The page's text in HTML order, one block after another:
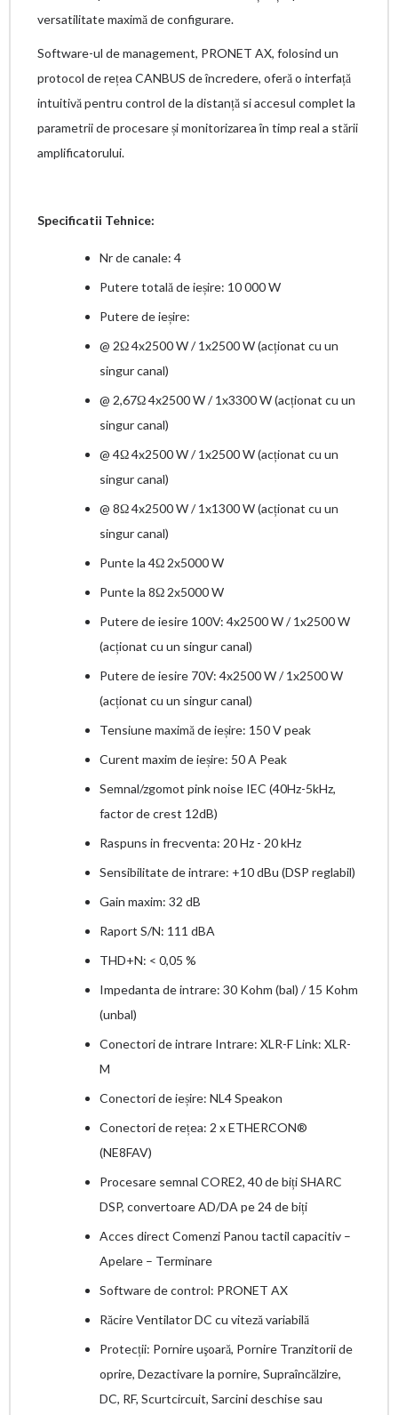
versatilitate maximă de configurare.
Software-ul de management, PRONET AX, folosind un
protocol de rețea CANBUS de încredere, oferă o interfață
intuitivă pentru control de la distanță si accesul complet la
parametrii de procesare și monitorizarea în timp real a stării
amplificatorului.
Specificatii Tehnice:
Nr de canale: 4
Putere totală de ieșire: 10 000 W
Putere de ieșire:
@ 2Ω 4x2500 W / 1x2500 W (acționat cu un
singur canal)
@ 2,67Ω 4x2500 W / 1x3300 W (acționat cu un
singur canal)
@ 4Ω 4x2500 W / 1x2500 W (acționat cu un
singur canal)
@ 8Ω 4x2500 W / 1x1300 W (acționat cu un
singur canal)
Punte la 4Ω 2x5000 W
Punte la 8Ω 2x5000 W
Putere de iesire 100V: 4x2500 W / 1x2500 W
(acționat cu un singur canal)
Putere de iesire 70V: 4x2500 W / 1x2500 W
(acționat cu un singur canal)
Tensiune maximă de ieșire: 150 V peak
Curent maxim de ieșire: 50 A Peak
Semnal/zgomot pink noise IEC (40Hz-5kHz,
factor de crest 12dB)
Raspuns in frecventa: 20 Hz - 20 kHz
Sensibilitate de intrare: +10 dBu (DSP reglabil)
Gain maxim: 32 dB
Raport S/N: 111 dBA
THD+N: < 0,05 %
Impedanta de intrare: 30 Kohm (bal) / 15 Kohm
(unbal)
Conectori de intrare Intrare: XLR-F Link: XLR-
M
Conectori de ieșire: NL4 Speakon
Conectori de rețea: 2 x ETHERCON®
(NE8FAV)
Procesare semnal CORE2, 40 de biți SHARC
DSP, convertoare AD/DA pe 24 de biți
Acces direct Comenzi Panou tactil capacitiv –
Apelare – Terminare
Software de control: PRONET AX
Răcire Ventilator DC cu viteză variabilă
Protecții: Pornire uşoară, Pornire Tranzitorii de
oprire, Dezactivare la pornire, Supraîncălzire,
DC, RF, Scurtcircuit, Sarcini deschise sau